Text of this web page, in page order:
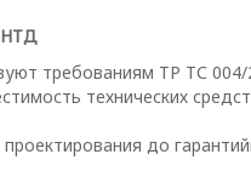
НТД
требованиям ТР ТС
технических
до